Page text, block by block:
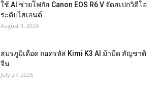
ใช้ AI ช่วยโฟกัส Canon EOS R6 V จัดสเปกวิดีโอ
ระดับไฮเอนด์
August 3, 2026
สมรภูมิเดือด ถอดรหัส Kimi K3 AI ม้ามืด สัญชาติ
จีน
July 27, 2026